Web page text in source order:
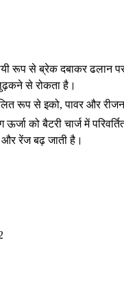
रूप से ब्रेक दबाकर ढलान
से रोकता है।
रूप से इको, पावर और
ऊर्जा को बैटरी चार्ज में
और रेंज बढ़ जाती है।